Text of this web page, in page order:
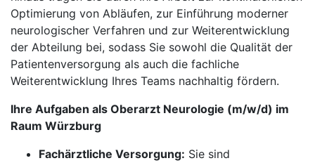
Optimierung von Abläufen, zur Einführung moderner
neurologischer Verfahren und zur Weiterentwicklung
der Abteilung bei, sodass Sie sowohl die Qualität der
Patientenversorgung als auch die fachliche
Weiterentwicklung Ihres Teams nachhaltig fördern.
Ihre Aufgaben als Oberarzt Neurologie (m/w/d) im
Raum Würzburg
Fachärztliche Versorgung: Sie sind